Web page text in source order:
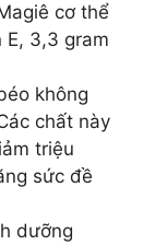
cơ thể
E, 3,3 gram
không
chất này
triệu
sức đề
dưỡng